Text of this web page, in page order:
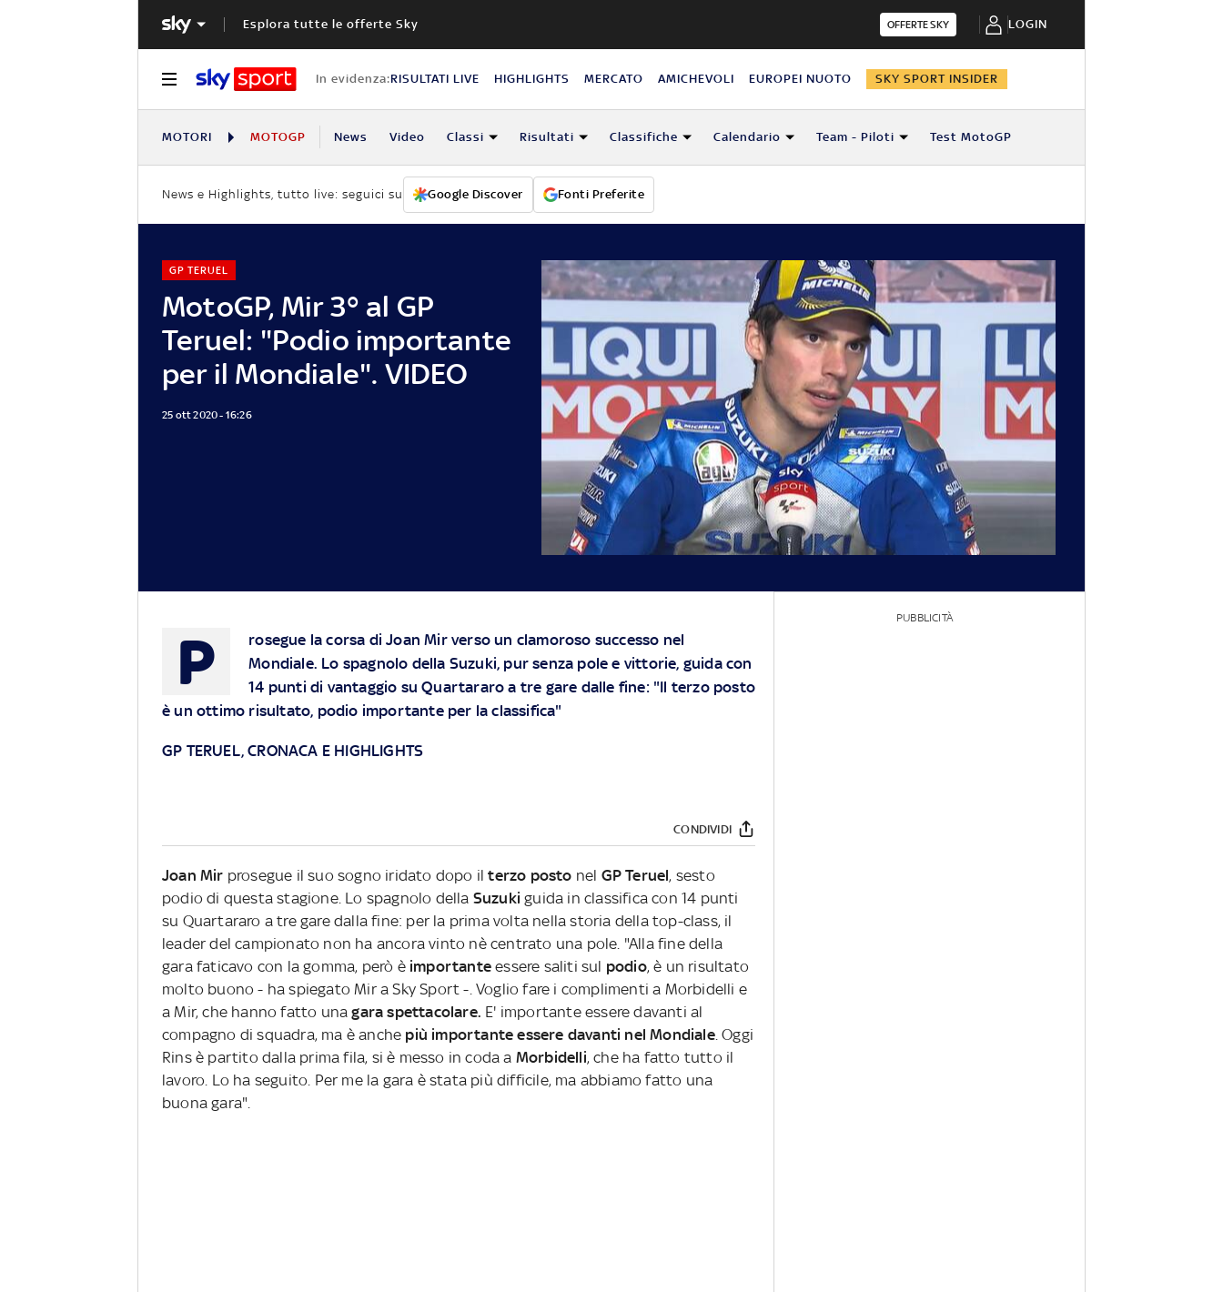
Esplora tutte le offerte Sky OFFERTE SKY LOGIN
In evidenza:RISULTATI LIVE HIGHLIGHTS MERCATO AMICHEVOLI EUROPEI NUOTO SKY SPORT INSIDER
MOTORI MOTOGP News Video Classi Risultati Classifiche Calendario Team - Piloti Test MotoGP
News e Highlights, tutto live: seguici su Google Discover Fonti Preferite
MotoGP, Mir 3° al GP
Teruel: "Podio importante
per il Mondiale". VIDEO
GP TERUEL
25 ott 2020 - 16:26
P
rosegue la corsa di Joan Mir verso un clamoroso successo nel
Mondiale. Lo spagnolo della Suzuki, pur senza pole e vittorie, guida con
14 punti di vantaggio su Quartararo a tre gare dalle fine: "Il terzo posto
è un ottimo risultato, podio importante per la classifica"
GP TERUEL, CRONACA E HIGHLIGHTS
CONDIVIDI
Joan Mir prosegue il suo sogno iridato dopo ilterzo posto nel GP Teruel, sesto
podio di questa stagione. Lo spagnolo della Suzukiguida in classifica con 14 punti
su Quartararo a tre gare dalla fine: per la prima volta nella storia della top-class, il
leader del campionato non ha ancora vinto nè centrato una pole. "Alla fine della
gara faticavo con la gomma, però è importanteessere saliti sul podio, è un risultato
molto buono - ha spiegato Mir a Sky Sport -. Voglio fare i complimenti a Morbidelli e
a Mir, che hanno fatto una gara spettacolare. E' importante essere davanti al
compagno di squadra, ma è anche più importante essere davanti nel Mondiale. Oggi
Rins è partito dalla prima fila, si è messo in coda a Morbidelli, che ha fatto tutto il
lavoro. Lo ha seguito. Per me la gara è stata più difficile, ma abbiamo fatto una
buona gara".
PUBBLICITÀ